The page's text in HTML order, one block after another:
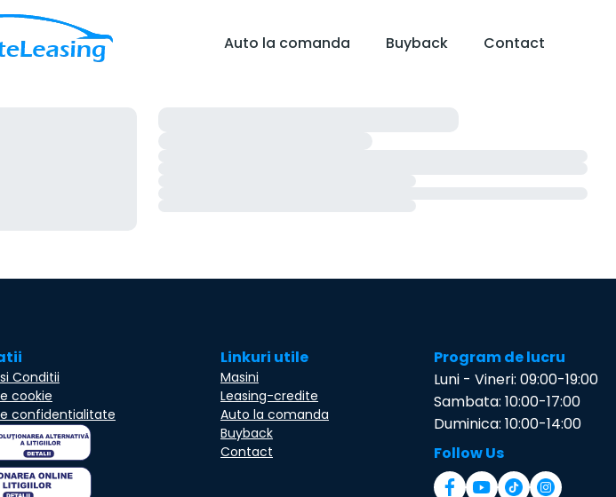
Auto la comanda Buyback Contact
Conditii
cookie
confidentialitate
Linkuri utile
Masini
Leasing-credite
Auto la comanda
Buyback
Contact
Program de lucru
Luni - Vineri: 09:00-19:00
Sambata: 10:00-17:00
Duminica: 10:00-14:00
Follow Us